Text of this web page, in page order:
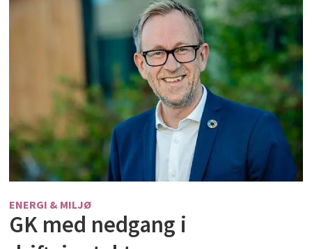
ENERGI & MILJØ
GK med nedgang i